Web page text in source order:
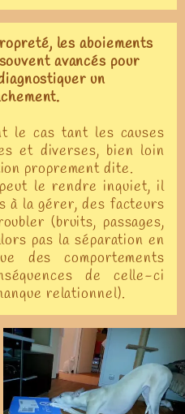
les aboiements
avancés pour
un
le cas tant les causes
et diverses, bien loin
proprement dite.
le rendre inquiet, il
à la gérer, des facteurs
(bruits, passages,
pas la séparation en
des comportements
de celle-ci
relationnel).